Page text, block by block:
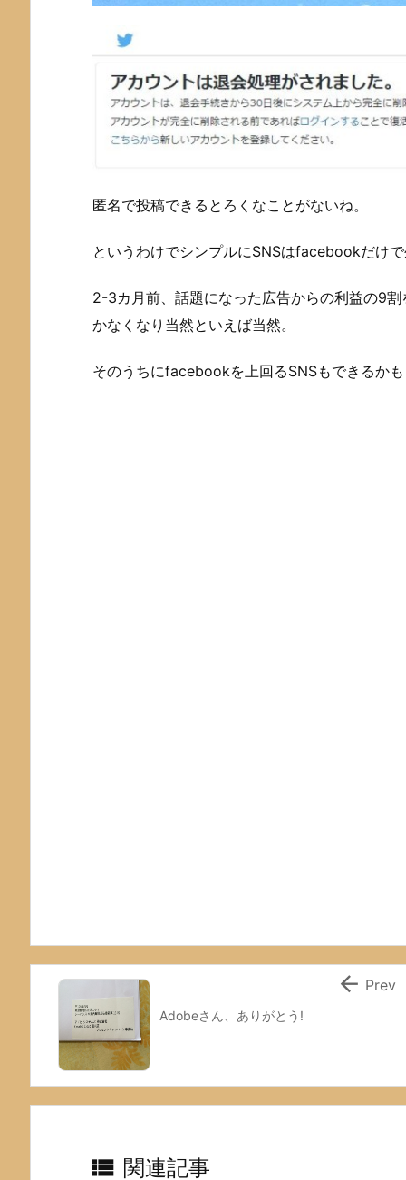
匿名で投稿できるとろくなことがないね。
というわけでシンプルにSNSはfacebookだけ
2-3カ月前、話題になった広告からの利益の9
かなくなり当然といえば当然。
そのうちにfacebookを上回るSNSもできるか
Adobeさん、ありがとう!
 Prev
 関連記事